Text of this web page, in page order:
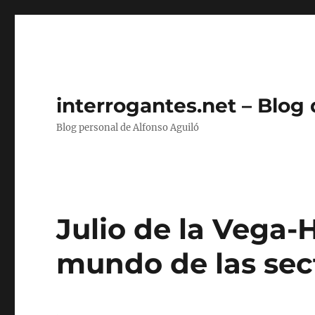
interrogantes.net – Blog
Blog personal de Alfonso Aguiló
Julio de la Vega-
mundo de las